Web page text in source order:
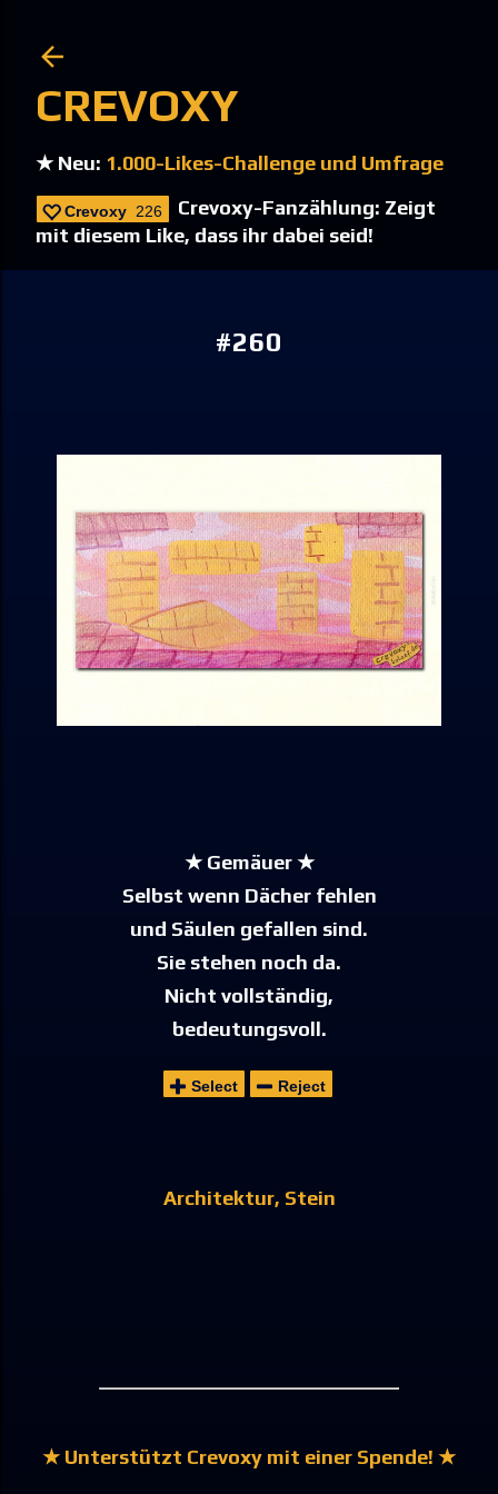
CREVOXY
★ Neu: 1.000-Likes-Challenge und Umfrage
Crevoxy 226
Crevoxy-Fanzählung: Zeigt
mit diesem Like, dass ihr dabei seid!
#260
★ Gemäuer ★
Selbst wenn Dächer fehlen
und Säulen gefallen sind.
Sie stehen noch da.
Nicht vollständig,
bedeutungsvoll.
Select Reject
Architektur Stein
★ Unterstützt Crevoxy mit einer Spende! ★